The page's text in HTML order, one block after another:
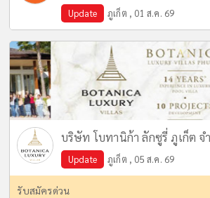
Update ภูเก็ต , 01 ส.ค. 69
บริษัท โบทานิก้า ลักซูรี่ ภูเก็ต จ
Update ภูเก็ต , 05 ส.ค. 69
รับสมัครด่วน